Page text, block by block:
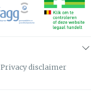
Privacy disclaimer